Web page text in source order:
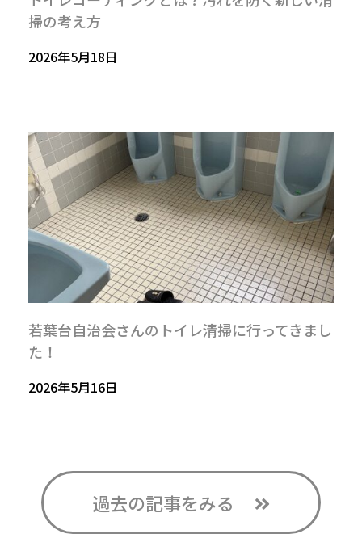
掃の考え方
2026年5月18日
若葉台自治会さんのトイレ清掃に行ってきまし
た！
2026年5月16日
過去の記事をみる